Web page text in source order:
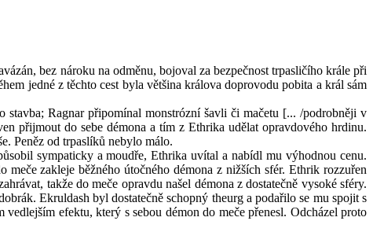
bez nároku na odměnu, bojoval za bezpečnost trpasličího krále při
jedné z těchto cest byla většina králova doprovodu pobita a král sám
Ragnar připomínal monstrózní šavli či mačetu [... /podrobněji v
přijmout do sebe démona a tím z Ethrika udělat opravdového hrdinu.
Peněz od trpaslíků nebylo málo.
sympaticky a moudře, Ethrika uvítal a nabídl mu výhodnou cenu.
zakleje běžného útočného démona z nižších sfér. Ethrik rozzuřen
takže do meče opravdu našel démona z dostatečně vysoké sféry.
Ekruldash byl dostatečně schopný theurg a podařilo se mu spojit s
efektu, který s sebou démon do meče přenesl. Odcházel proto